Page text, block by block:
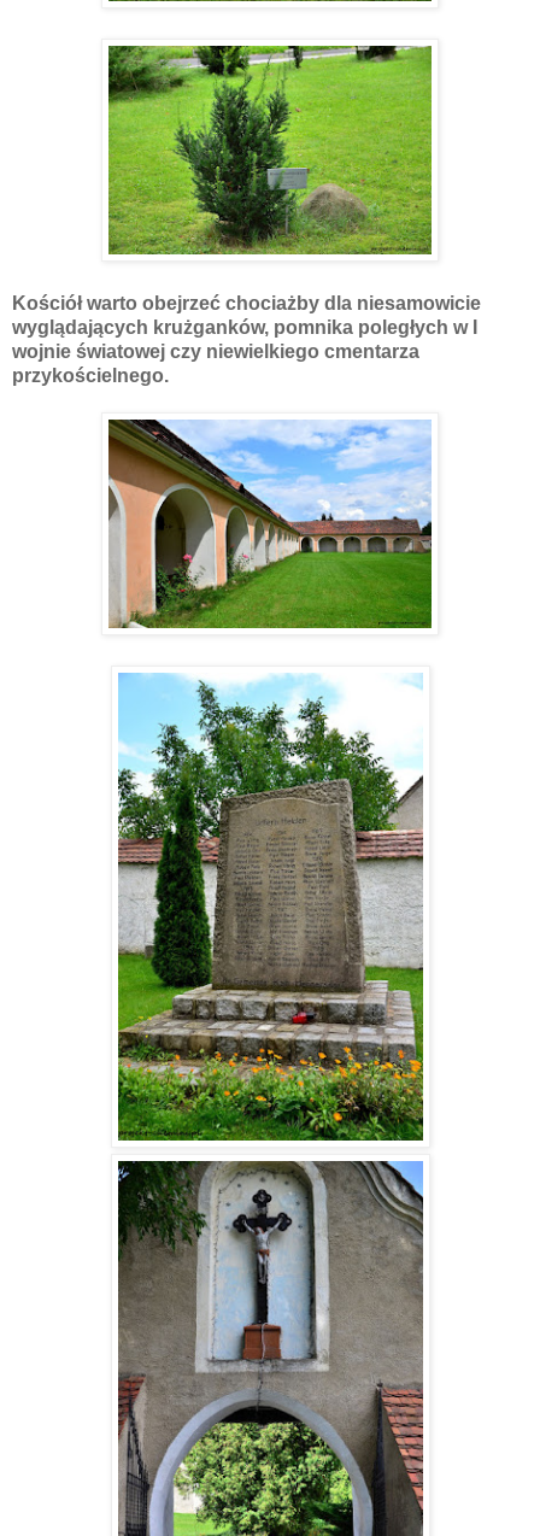
Kościół warto obejrzeć chociażby dla niesamowicie
wyglądających krużganków, pomnika poległych w I
wojnie światowej czy niewielkiego cmentarza
przykościelnego.